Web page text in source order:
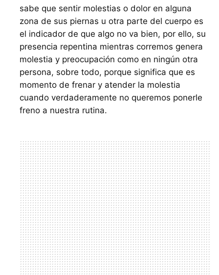
sabe que sentir molestias o dolor en alguna
zona de sus piernas u otra parte del cuerpo es
el indicador de que algo no va bien, por ello, su
presencia repentina mientras corremos genera
molestia y preocupación como en ningún otra
persona, sobre todo, porque significa que es
momento de frenar y atender la molestia
cuando verdaderamente no queremos ponerle
freno a nuestra rutina.